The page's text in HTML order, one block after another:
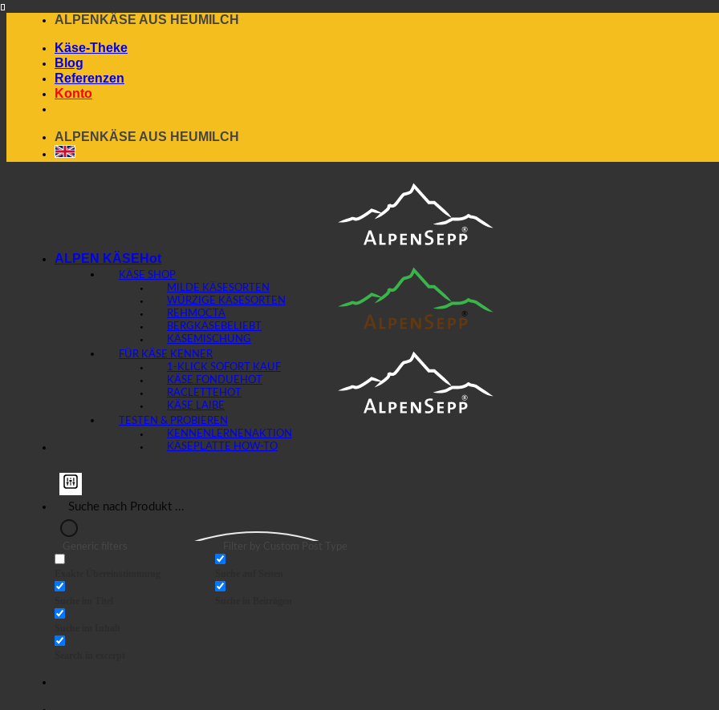
content
ALPENKÄSE AUS HEUMILCH
Käse-Theke
Blog
Referenzen
Konto
ALPENKÄSE AUS HEUMILCH
ALPEN KÄSE
KÄSE SHOP
MILDE KÄSESORTEN
WÜRZIGE KÄSESORTEN
REHMOCTA
BERGKÄSE
KÄSEMISCHUNG
FÜR KÄSE KENNER
1-KLICK SOFORT KAUF
KÄSE FONDUE
RACLETTE
KÄSE LAIBE
TESTEN & PROBIEREN
KENNENLERNEN
KÄSEPLATTE HOW-TO